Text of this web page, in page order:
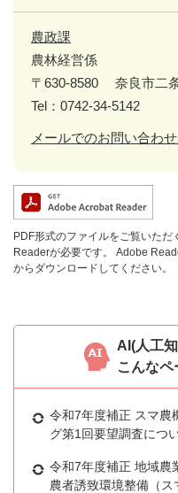
農政課
農林経営係
〒630-8580
奈良市二
Tel：0742-34-5142
メールでのお問い合わ
PDF形式のファイルをご覧いた
Readerが必要です。
Adobe
からダウンロードしてください。
AI(人工
こんな
令和7年度補正 スマ農
グ第1回要望調査につ
令和7年度補正 地域農
農者誘致環境整備（